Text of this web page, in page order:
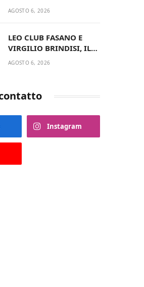
continua il piano di
AGOSTO 6, 2026
LEO CLUB FASANO E
VIRGILIO BRINDISI, IL
PASSAGGIO DELLE
AGOSTO 6, 2026
Instagram